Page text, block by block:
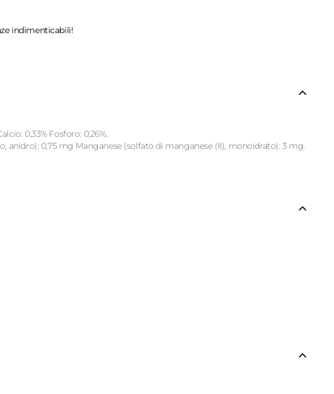
indimenticabili!
0,33% Fosforo: 0,26%.
anidro): 0,75 mg Manganese (solfato di manganese (II), monoidrato): 3 mg.